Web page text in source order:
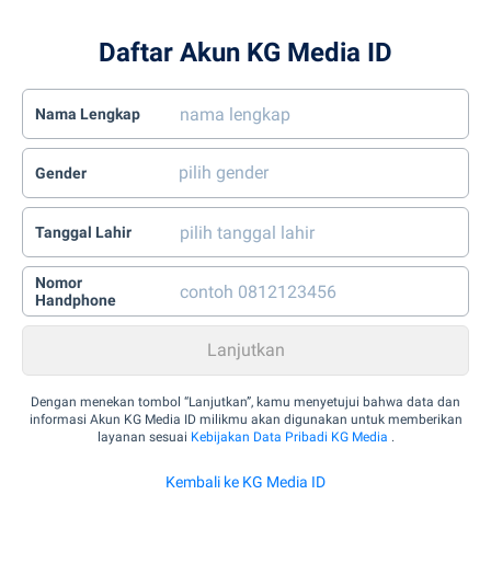
Daftar Akun KG Media ID
Nama Lengkap
Gender
Tanggal Lahir
Nomor
Handphone
Dengan menekan tombol “Lanjutkan”, kamu menyetujui bahwa data dan
informasi Akun KG Media ID milikmu akan digunakan untuk memberikan
layanan sesuai Kebijakan Data Pribadi KG Media .
Kembali ke KG Media ID